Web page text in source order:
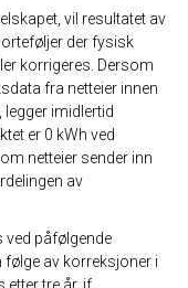
vil resultatet av
der fysisk
korrigeres. Dersom
fra netteier innen
legger imidlertid
er 0 kWh ved
netteier sender inn
av
påfølgende
følge av korreksjoner i